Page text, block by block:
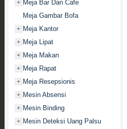
+ Meja Bar Dan Cafe
Meja Gambar Bofa
+ Meja Kantor
+ Meja Lipat
+ Meja Makan
+ Meja Rapat
+ Meja Resepsionis
+ Mesin Absensi
+ Mesin Binding
+ Mesin Deteksi Uang Palsu